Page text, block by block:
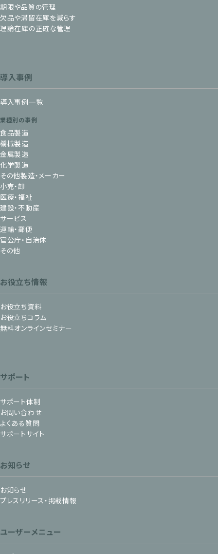
期限や品質の管理
欠品や滞留在庫を減らす
理論在庫の正確な管理
導入事例
導入事例一覧
業種別の事例
食品製造
機械製造
金属製造
化学製造
その他製造・メーカー
小売・卸
医療・福祉
建設・不動産
サービス
運輸・郵便
官公庁・自治体
その他
お役立ち情報
お役立ち資料
お役立ちコラム
無料オンラインセミナー
サポート
サポート体制
お問い合わせ
よくある質問
サポートサイト
お知らせ
お知らせ
プレスリリース・掲載情報
ユーザーメニュー